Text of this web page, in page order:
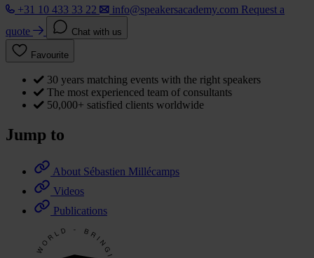
+31 10 433 33 22
info@speakersacademy.com Request a
quote
Chat with us
Favourite
30 years matching events with the right speakers
The most experienced team of consultants
50,000+ satisfied clients worldwide
Jump to
About Sébastien Millécamps
Videos
Publications